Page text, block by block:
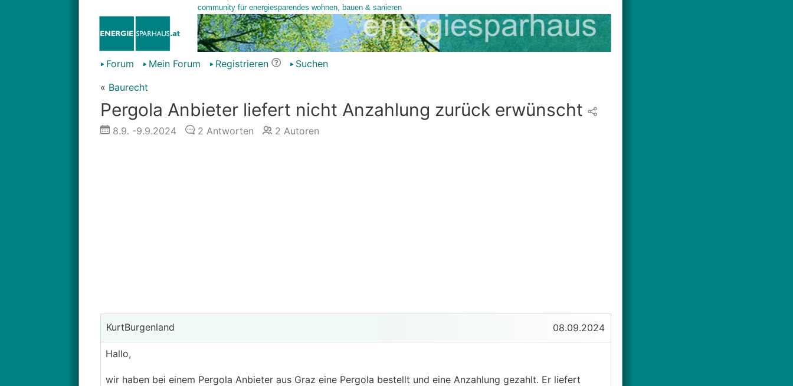
Forum Mein Forum Registrieren
Suchen
« Baurecht
Pergola Anbieter liefert nicht Anzahlung zurück erwünscht
8.9. -9.9.2024 2 Antworten 2 Autoren
KurtBurgenland 08.09.2024
Hallo,
wir haben bei einem Pergola Anbieter aus Graz eine Pergola bestellt und eine Anzahlung gezahlt. Er liefert